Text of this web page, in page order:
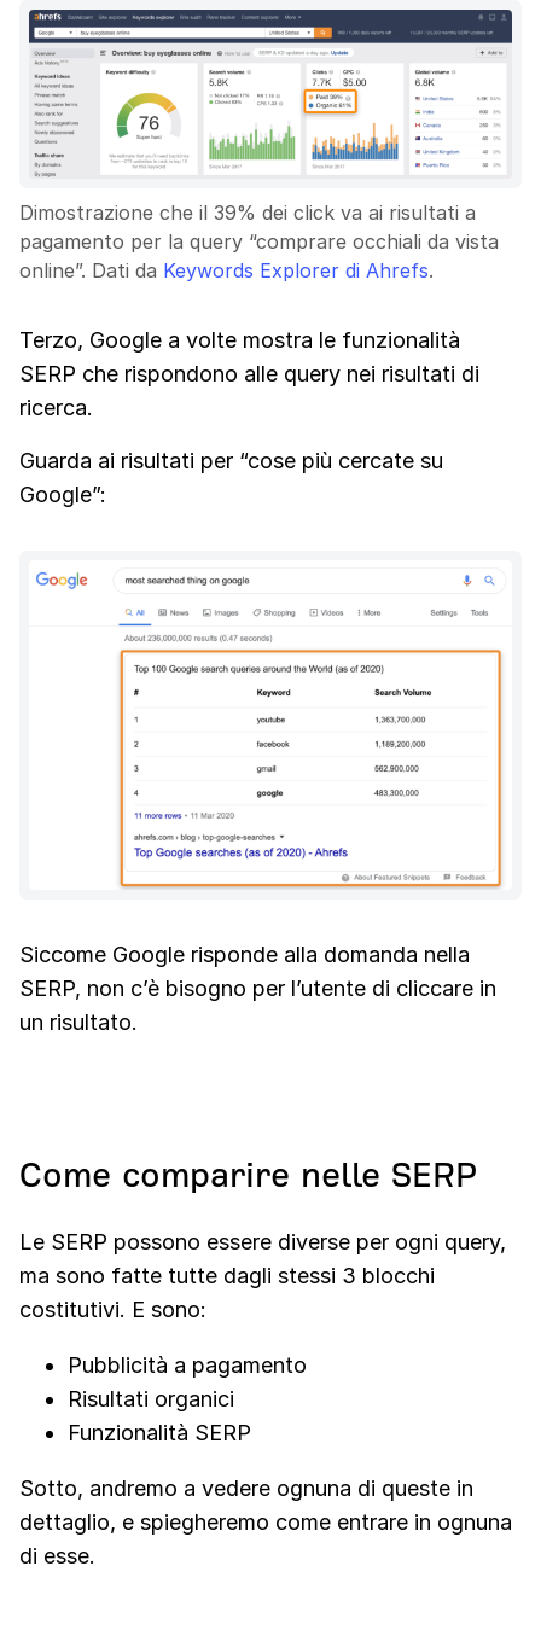
Dimostrazione che il 39% dei click va ai risultati a
pagamento per la query “comprare occhiali da vista
online”. Dati da Keywords Explorer di Ahrefs.
Terzo, Google a volte mostra le funzionalità
SERP che rispondono alle query nei risultati di
ricerca.
Guarda ai risultati per “cose più cercate su
Google”:
Siccome Google risponde alla domanda nella
SERP, non c’è bisogno per l’utente di cliccare in
un risultato.
Come comparire nelle SERP
Le SERP possono essere diverse per ogni query,
ma sono fatte tutte dagli stessi 3 blocchi
costitutivi. E sono:
Pubblicità a pagamento
Risultati organici
Funzionalità SERP
Sotto, andremo a vedere ognuna di queste in
dettaglio, e spiegheremo come entrare in ognuna
di esse.